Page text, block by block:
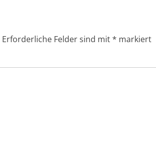
Erforderliche Felder sind mit* markiert